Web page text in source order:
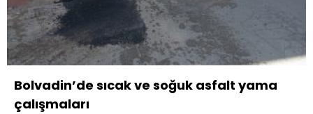
Bolvadin’de sıcak ve soğuk asfalt yama
çalışmaları